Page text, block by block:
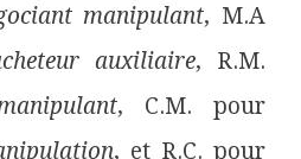
manipulant, M.A
auxiliaire, R.M.
, C.M. pour
, et R.C. pour